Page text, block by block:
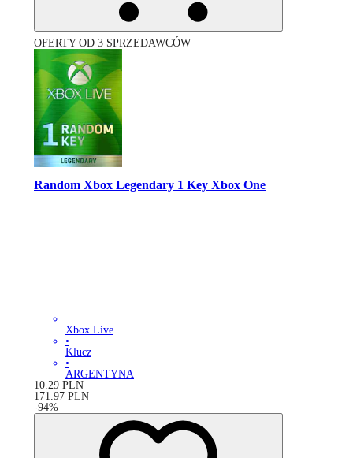
OFERTY OD 3 SPRZEDAWCÓW
Random Xbox Legendary 1 Key Xbox One
Xbox Live
•
Klucz
•
ARGENTYNA
10.29 PLN
171.97 PLN
-94%